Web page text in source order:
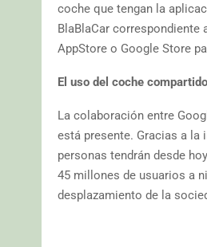
coche que tengan la
BlaBlaCar correspondiente
AppStore o Google Store
El uso del coche
La colaboración entre
está presente. Gracias a la
personas tendrán desde
45 millones de usuarios a
desplazamiento de la